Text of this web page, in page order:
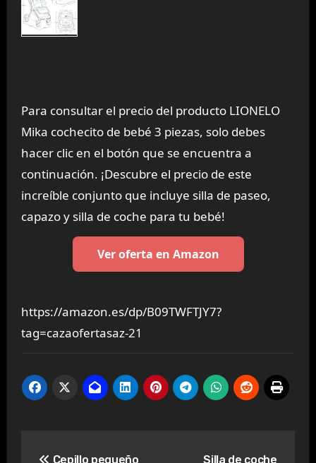
Para consultar el precio del producto LIONELO
Mika cochecito de bebé 3 piezas, solo debes
hacer clic en el botón que se encuentra a
continuación. ¡Descubre el precio de este
increíble conjunto que incluye silla de paseo,
capazo y silla de coche para tu bebé!
Ver oferta en Amazon
https://amazon.es/dp/B09TWFTJY7?
tag=cazaofertasaz-21
Cepillo pequeño
Silla de coche